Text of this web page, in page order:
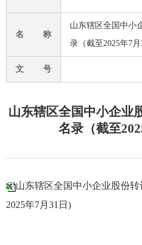
名 称
山东辖区全国中小
录（截至2025年7月
文 号
山东辖区全国中小企业
名录（截至
山东辖区全国中小企业股份
2025年7月31日)